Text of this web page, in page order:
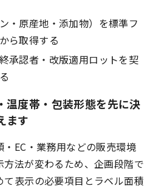
・原産地・添加物）を標準フ
ら取得する
承認者・改版適用ロットを契
温度帯・包装形態を先に決
ます
EC・業務用などの販売環境
法が変わるため、企画段階で
表示の必要項目とラベル面積